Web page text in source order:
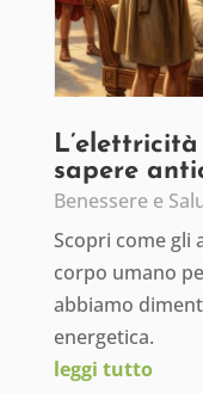
sapere
Benessere e
Scopri come gli
corpo umano
abbiamo
energetica.
leggi tutto